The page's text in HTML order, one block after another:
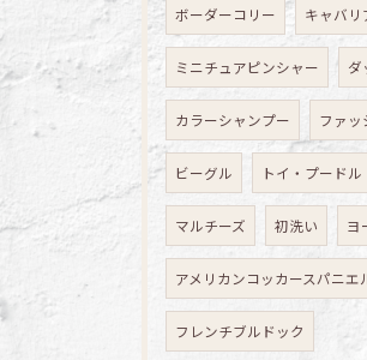
ボーダーコリー キャバリ
ミニチュアピンシャー ダ
カラーシャンプー ファッ
ビーグル トイ・プードル
マルチーズ 初洗い ヨ
アメリカンコッカースパニエ
フレンチブルドック